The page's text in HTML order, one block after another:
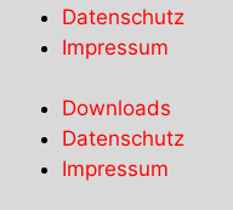
Datenschutz
Impressum
Downloads
Datenschutz
Impressum